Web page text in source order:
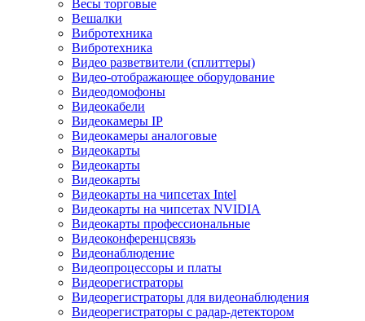
Весы торговые
Вешалки
Вибротехника
Вибротехника
Видео разветвители (сплиттеры)
Видео-отображающее оборудование
Видеодомофоны
Видеокабели
Видеокамеры IP
Видеокамеры аналоговые
Видеокарты
Видеокарты
Видеокарты
Видеокарты на чипсетах Intel
Видеокарты на чипсетах NVIDIA
Видеокарты профессиональные
Видеоконференцсвязь
Видеонаблюдение
Видеопроцессоры и платы
Видеорегистраторы
Видеорегистраторы для видеонаблюдения
Видеорегистраторы с радар-детектором